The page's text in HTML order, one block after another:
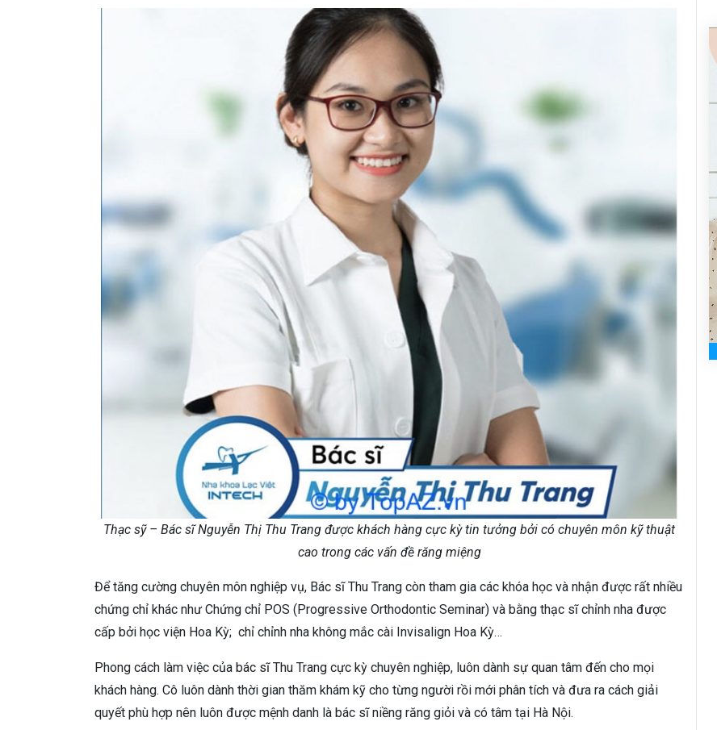
Thạc sỹ – Bác sĩ Nguyễn Thị Thu Trang được khách hàng cực kỳ tin tưởng bởi có chuyên môn kỹ thuật
cao trong các vấn đề răng miệng
Để tăng cường chuyên môn nghiệp vụ, Bác sĩ Thu Trang còn tham gia các khóa học và nhận được rất nhiều
chứng chỉ khác như Chứng chỉ POS (Progressive Orthodontic Seminar) và bằng thạc sĩ chỉnh nha được
cấp bởi học viện Hoa Kỳ; chỉ chỉnh nha không mắc cài Invisalign Hoa Kỳ…
Phong cách làm việc của bác sĩ Thu Trang cực kỳ chuyên nghiệp, luôn dành sự quan tâm đến cho mọi
khách hàng. Cô luôn dành thời gian thăm khám kỹ cho từng người rồi mới phân tích và đưa ra cách giải
quyết phù hợp nên luôn được mệnh danh là bác sĩ niềng răng giỏi và có tâm tại Hà Nội.